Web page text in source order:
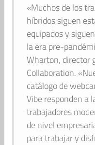
«Muchos de los
híbridos siguen
equipados y
la era pre-
Wharton, director
Collaboration.
catálogo de
Vibe responden a
trabajadores
de nivel
para trabajar y